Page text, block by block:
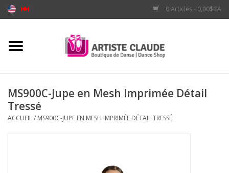
0 Articles - 0,00$CA
Accueil
Vêtements
MS900C-Jupe en Mesh Imprimée Détail
Tressé
ACCUEIL/ MS900C-JUPE EN MESH IMPRIMÉE DÉTAIL TRESSÉ